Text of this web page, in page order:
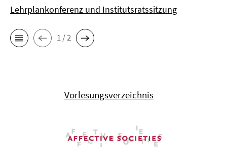
Lehrplankonferenz und Institutsratssitzung
1 / 2
Vorlesungsverzeichnis